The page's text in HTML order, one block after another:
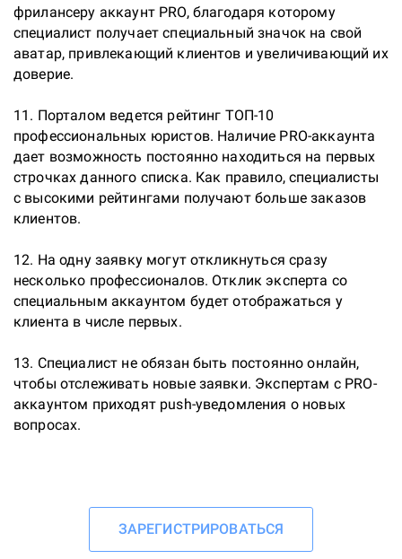
фрилансеру аккаунт PRO, благодаря которому
специалист получает специальный значок на свой
аватар, привлекающий клиентов и увеличивающий их
доверие.
11. Порталом ведется рейтинг ТОП-10
профессиональных юристов. Наличие PRO-аккаунта
дает возможность постоянно находиться на первых
строчках данного списка. Как правило, специалисты
с высокими рейтингами получают больше заказов
клиентов.
12. На одну заявку могут откликнуться сразу
несколько профессионалов. Отклик эксперта со
специальным аккаунтом будет отображаться у
клиента в числе первых.
13. Специалист не обязан быть постоянно онлайн,
чтобы отслеживать новые заявки. Экспертам с PRO-
аккаунтом приходят рush-уведомления о новых
вопросах.
ЗАРЕГИСТРИРОВАТЬСЯ